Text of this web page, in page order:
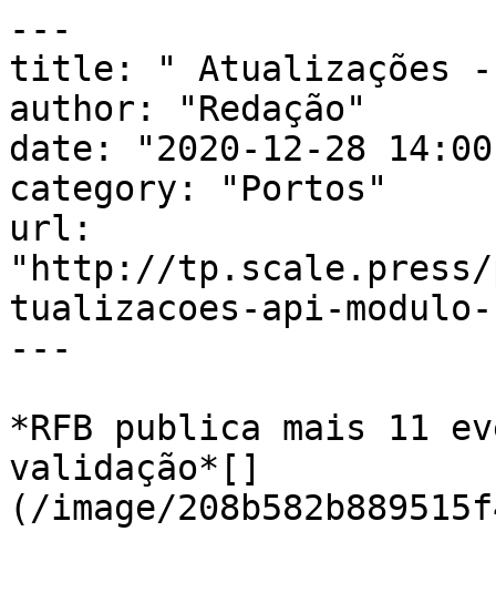
---
title: " Atualizações -
author: "Redação"
date: "2020-12-28
category: "Portos"
url:
"http://tp.scale.press/
tualizacoes-api-
---
*RFB publica mais 11
validação*[]
(/image/